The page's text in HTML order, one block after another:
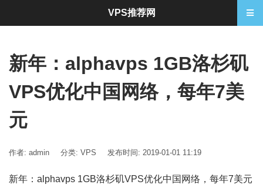
新年：alphavps 1GB洛杉矶
VPS优化中国网络，每年7美
元
作者: admin 分类: VPS 发布时间: 2019-01-01 11:19
新年：alphavps 1GB洛杉矶VPS优化中国网络，每年7美元
VPS推荐网